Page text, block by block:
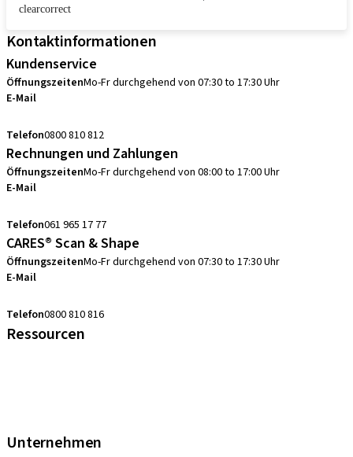
clearcorrect
Kontaktinformationen
Kundenservice
ÖffnungszeitenMo-Fr durchgehend von 07:30 to 17:30 Uhr
E-Mail
Telefon0800 810 812
Rechnungen und Zahlungen
ÖffnungszeitenMo-Fr durchgehend von 08:00 to 17:00 Uhr
E-Mail
Telefon061 965 17 77
CARES® Scan & Shape
ÖffnungszeitenMo-Fr durchgehend von 07:30 to 17:30 Uhr
E-Mail
Telefon0800 810 816
Ressourcen
Unternehmen